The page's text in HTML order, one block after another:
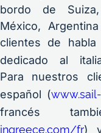
bordo de Suiza,
México,
clientes de
dedicado al
Para nuestros
español (
francés
ingreece.com/fr)